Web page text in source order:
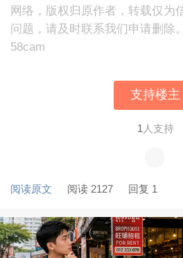
网络，版权归原作者，转载仅为
问题，请及时联系我们申请删除
58cam
支持楼主
1 人支持
阅读原文 阅读 2127 回复 1